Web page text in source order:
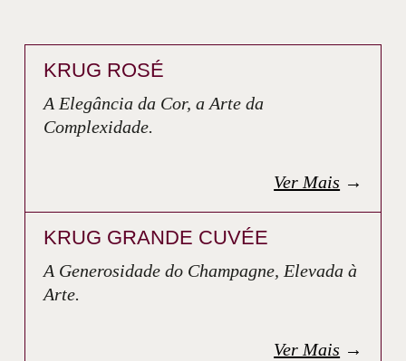
KRUG ROSÉ
A Elegância da Cor, a Arte da
Complexidade.
Ver Mais →
KRUG GRANDE CUVÉE
A Generosidade do Champagne, Elevada à
Arte.
Ver Mais →